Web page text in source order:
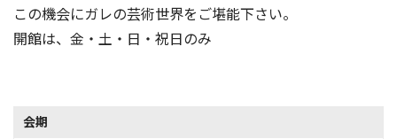
この機会にガレの芸術世界をご堪能下さい。
開館は、金・土・日・祝日のみ
会期